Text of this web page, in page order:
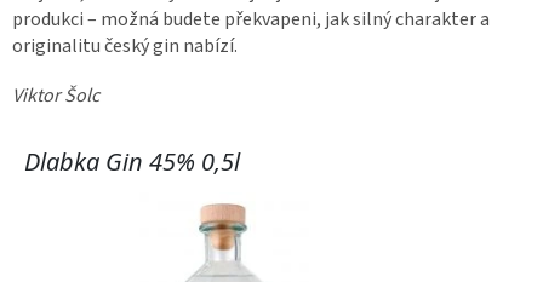
produkci – možná budete překvapeni, jak silný charakter a
originalitu český gin nabízí.
Viktor Šolc